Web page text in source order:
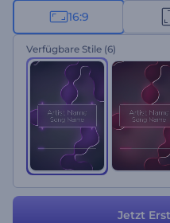
an den Stil und die Stimmung
Ihren Track hoch, wählen Sie
sehen Sie zu, wie die Klänge in
Formen zum Leben erwachen.
Single-Ausgaben, YouTube-
Probieren Sie es jetzt aus!
16:9
Verfügbare Stile (6)
Jetzt